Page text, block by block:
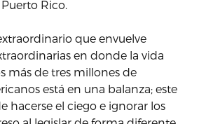
Rico.
que envuelve
en donde la vida
más de tres millones de
está en una balanza; este
hacerse el ciego e ignorar los